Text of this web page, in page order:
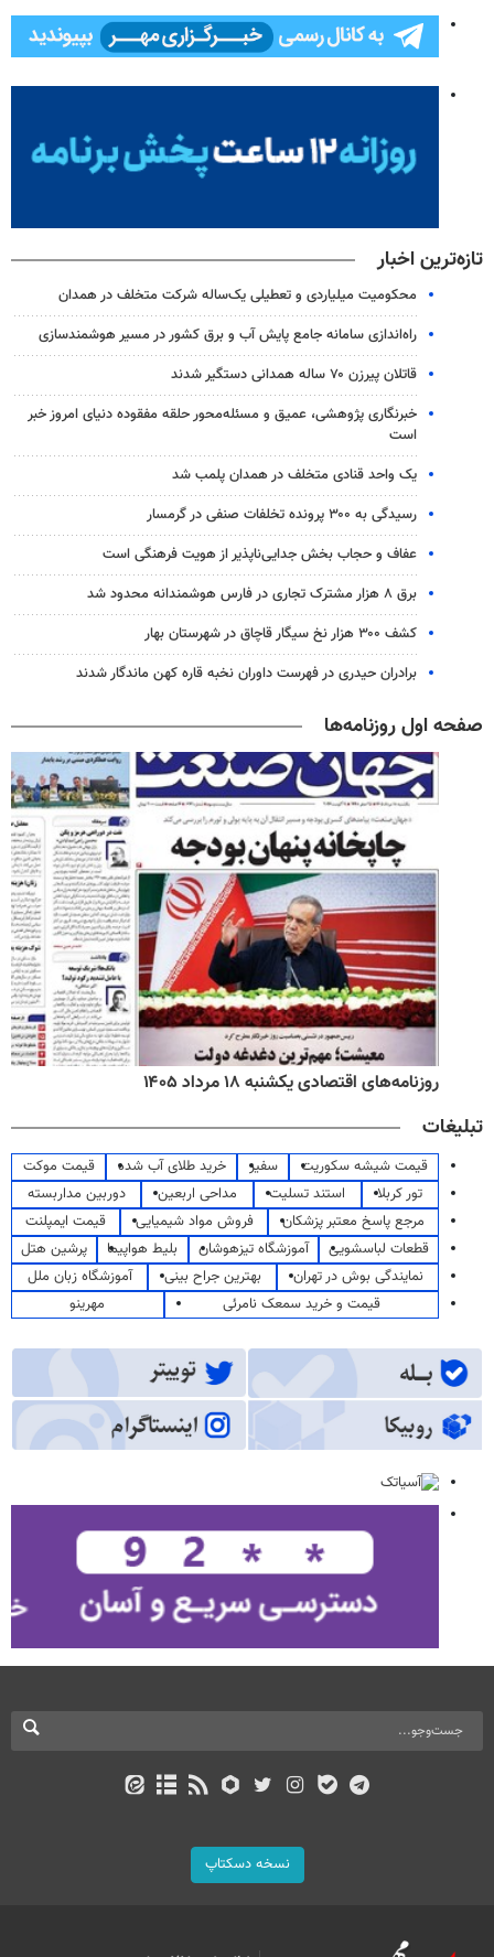
تازه‌ترین اخبار
محکومیت میلیاردی و تعطیلی یک‌ساله شرکت متخلف در همدان
راه‌اندازی سامانه جامع پایش آب و برق کشور در مسیر هوشمندسازی
قاتلان پیرزن ۷۰ ساله همدانی دستگیر شدند
خبرنگاری پژوهشی، عمیق و مسئله‌محور حلقه مفقوده دنیای امروز خبر
است
یک واحد قنادی متخلف در همدان پلمب شد
رسیدگی به ۳۰۰ پرونده تخلفات صنفی در گرمسار
عفاف و حجاب بخش جدایی‌ناپذیر از هویت فرهنگی است
برق ۸ هزار مشترک تجاری در فارس هوشمندانه محدود شد
کشف ۳۰۰ هزار نخ سیگار قاچاق در شهرستان بهار
برادران حیدری در فهرست داوران نخبه قاره کهن ماندگار شدند
صفحه اول روزنامه‌ها
روزنامه‌های اقتصادی یکشنبه ۱۸ مرداد ۱۴۰۵
تبلیغات
قیمت شیشه سکوریت سفیر خرید طلای آب شده
قیمت موکت
تور کربلا
استند تسلیت مداحی اربعین
دوربین مداربسته
مرجع پاسخ معتبر پزشکان
فروش مواد شیمیایی
قیمت ایمپلنت
قطعات لباسشویی
آموزشگاه تیزهوشان بلیط هواپیما
پرشین هتل
نمایندگی بوش در تهران
بهترین جراح بینی
آموزشگاه زبان ملل
قیمت و خرید سمعک نامرئی
مهرینو
نسخه دسکتاپ